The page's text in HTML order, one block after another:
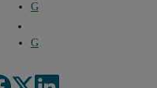
G
G